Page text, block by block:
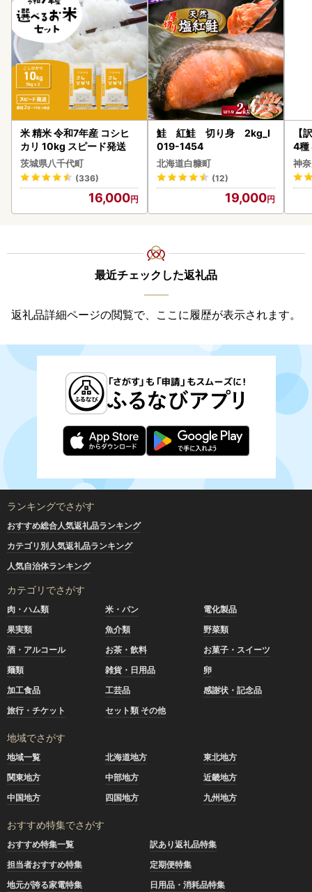
米 精米 令和7年産 コシヒ
カリ 10kg スピード発送
茨城県八千代町
(336)
16,000
鮭 紅鮭 切り身 2kg_I
019-1454
北海道白糠町
(12)
19,000
【
4種
神
最近チェックした返礼品
返礼品詳細ページの閲覧で、ここに履歴が表示されます。
ランキングでさがす
おすすめ総合人気返礼品ランキング
カテゴリ別人気返礼品ランキング
人気自治体ランキング
カテゴリでさがす
肉・ハム類 米・パン
電化製品
果実類
魚介類
野菜類
酒・アルコール
お茶・飲料
お菓子・スイーツ
麺類
雑貨・日用品
卵
加工食品
工芸品
感謝状・記念品
旅行・チケット
セット類 その他
地域でさがす
地域一覧 北海道地方
東北地方
関東地方
中部地方
近畿地方
中国地方
四国地方 九州地方
おすすめ特集でさがす
おすすめ特集一覧
訳あり返礼品特集
担当者おすすめ特集
定期便特集
地元が誇る家電特集
日用品・消耗品特集